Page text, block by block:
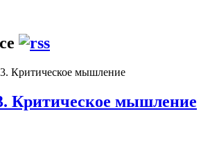
Критическое мышление